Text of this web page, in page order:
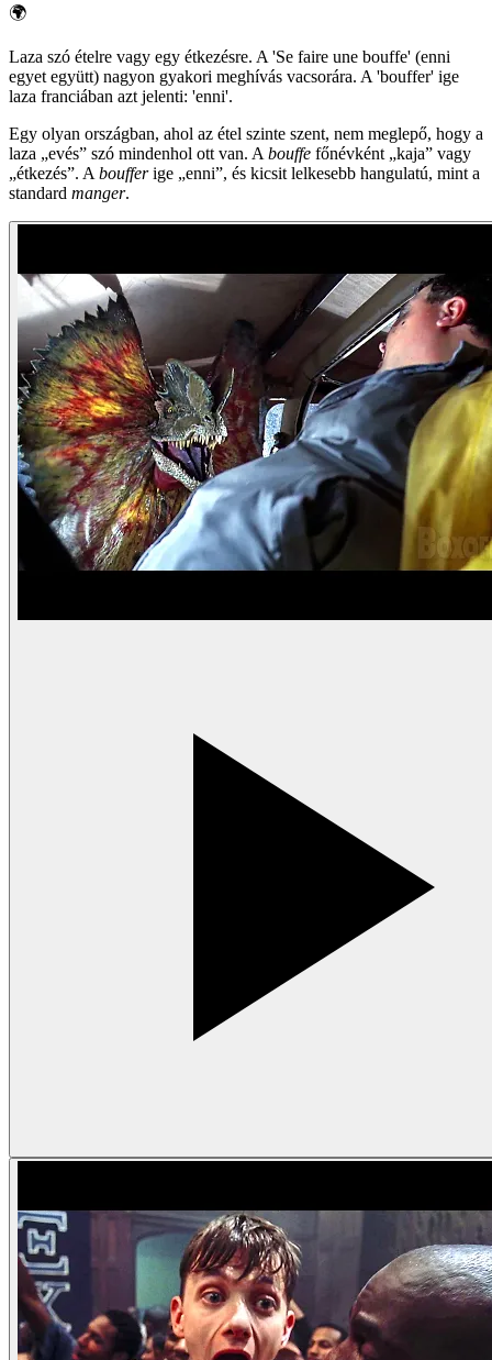
🌍
Laza szó ételre vagy egy étkezésre. A 'Se faire une bouffe' (enni
egyet együtt) nagyon gyakori meghívás vacsorára. A 'bouffer' ige
laza franciában azt jelenti: 'enni'.
Egy olyan országban, ahol az étel szinte szent, nem meglepő, hogy a
laza „evés” szó mindenhol ott van. A bouffe főnévként „kaja” vagy
„étkezés”. A boufferige „enni”, és kicsit lelkesebb hangulatú, mint a
standard manger.